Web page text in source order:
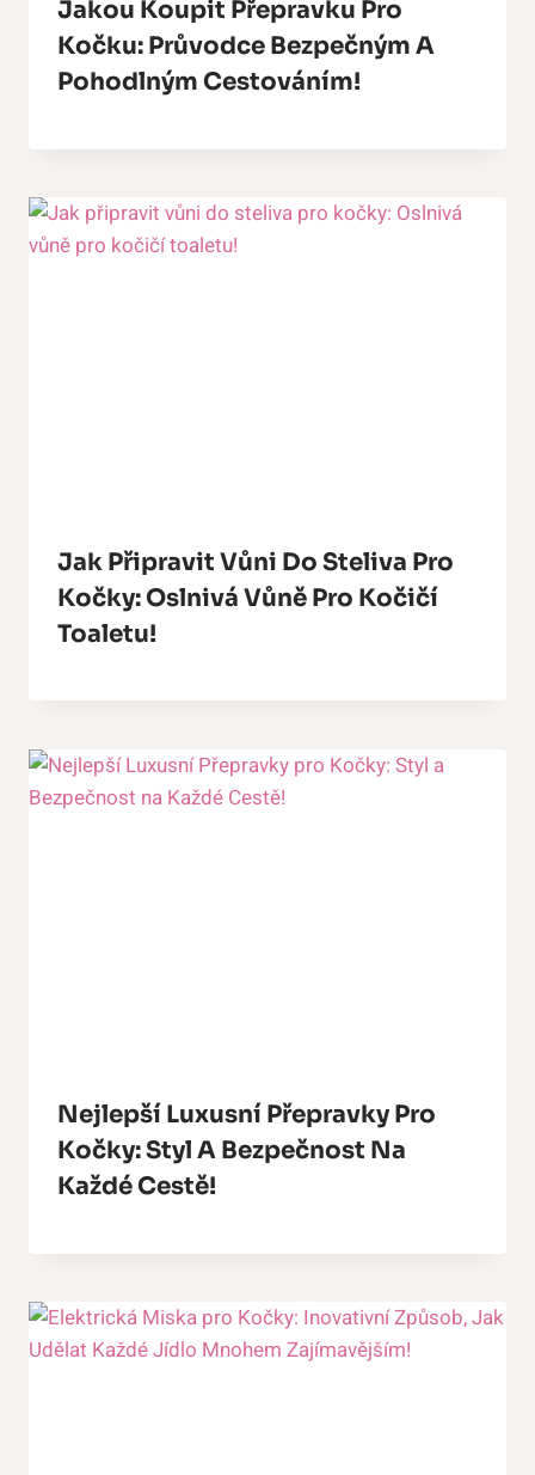
Jakou Koupit Přepravku Pro
Kočku: Průvodce Bezpečným A
Pohodlným Cestováním!
Jak Připravit Vůni Do Steliva Pro
Kočky: Oslnivá Vůně Pro Kočičí
Toaletu!
Nejlepší Luxusní Přepravky Pro
Kočky: Styl A Bezpečnost Na
Každé Cestě!